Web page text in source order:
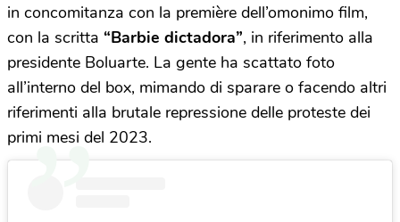
in concomitanza con la première dell’omonimo film,
con la scritta “Barbie dictadora”, in riferimento alla
presidente Boluarte. La gente ha scattato foto
all’interno del box, mimando di sparare o facendo altri
riferimenti alla brutale repressione delle proteste dei
primi mesi del 2023.